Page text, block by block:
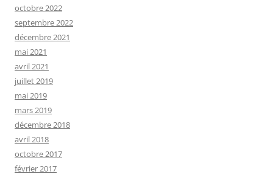
octobre 2022
septembre 2022
décembre 2021
mai 2021
avril 2021
juillet 2019
mai 2019
mars 2019
décembre 2018
avril 2018
octobre 2017
février 2017